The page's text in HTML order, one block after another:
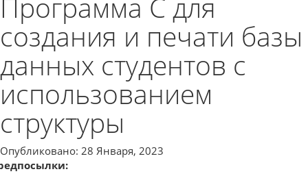
создания и печати базы
данных студентов с
использованием
структуры
Опубликовано: 28 Января, 2023